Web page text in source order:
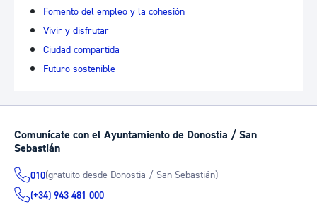
Fomento del empleo y la cohesión
Vivir y disfrutar
Ciudad compartida
Futuro sostenible
Comunícate con el Ayuntamiento de Donostia / San
Sebastián
010(gratuito desde Donostia / San Sebastián)
(+34) 943 481 000